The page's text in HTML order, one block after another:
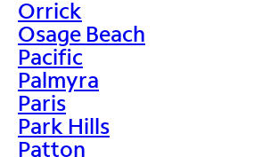
Orrick
Osage Beach
Pacific
Palmyra
Paris
Park Hills
Patton